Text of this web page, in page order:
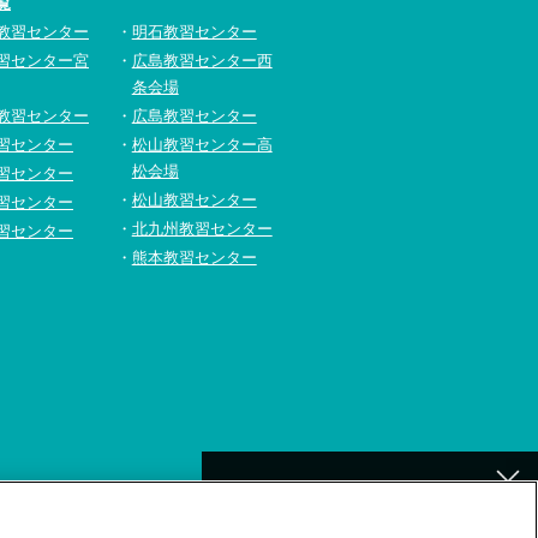
習センター
センター宮
習センター
センター
センター
センター
センター
明石教習センター
広島教習センター西
条会場
広島教習センター
松山教習センター高
松会場
松山教習センター
北九州教習センター
熊本教習センター